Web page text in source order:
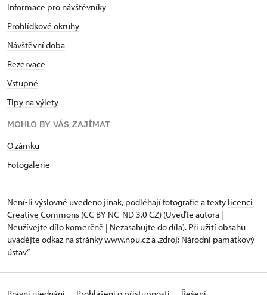
Informace pro návštěvníky
Prohlídkové okruhy
Návštěvní doba
Rezervace
Vstupné
Tipy na výlety
MOHLO BY VÁS ZAJÍMAT
O zámku
Fotogalerie
Není-li výslovně uvedeno jinak, podléhají fotografie a texty licenci
Creative Commons (CC BY-NC-ND 3.0 CZ) (Uveďte autora |
Neužívejte dílo komerčně | Nezasahujte do díla). Při užití obsahu
uvádějte odkaz na stránky www.npu.cz a „zdroj: Národní památkový
ústav“